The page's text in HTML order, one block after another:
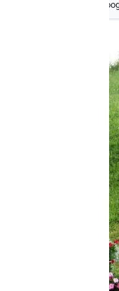
kot svoj prednostni vir na